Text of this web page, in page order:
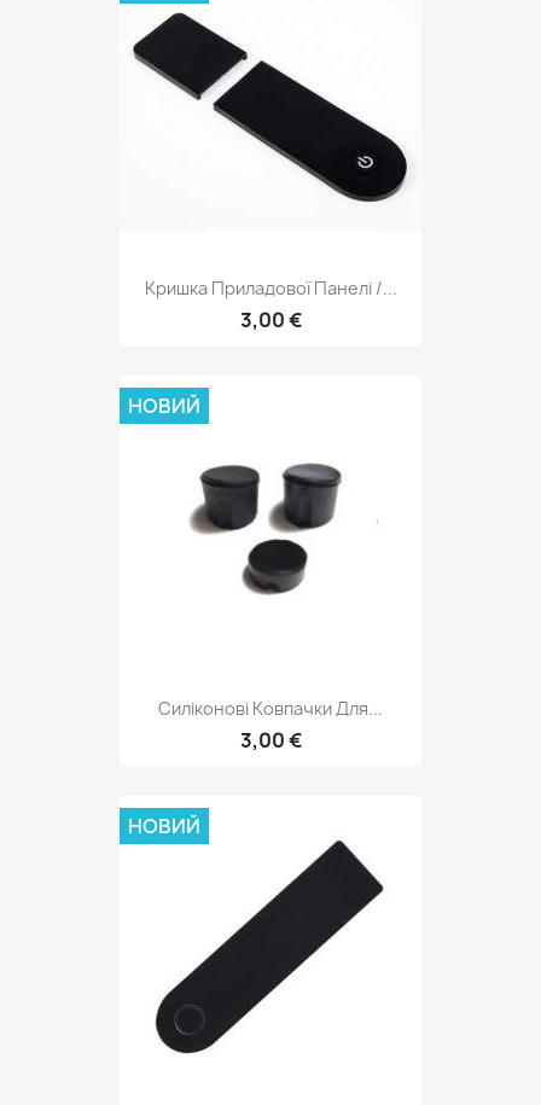
Кришка Приладової Панелі /...
3,00 €
Силіконові Ковпачки Для...
3,00 €
НОВИЙ
НОВИЙ